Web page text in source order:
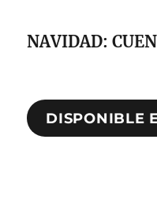
NAVIDAD:
DISPONIBLE